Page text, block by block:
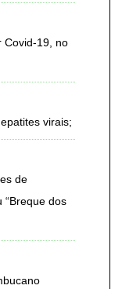
Covid-19, no
virais
de
“Breque dos